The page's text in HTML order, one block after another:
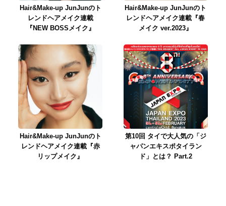
Hair&Make-up JunJunのト
レンドヘアメイク連載
『NEW BOSSメイク』
Hair&Make-up JunJunのト
レンドヘアメイク連載『春
メイク ver.2023』
Hair&Make-up JunJunのト
レンドヘアメイク連載『赤
リップメイク』
第10回 タイで大人気の「ジ
ャパンエキスポタイラン
ド」とは？ Part.2